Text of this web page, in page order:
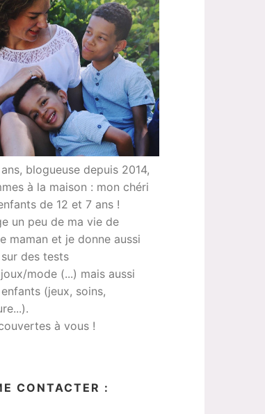
blogueuse depuis 2014,
à la maison : mon chéri
de 12 et 7 ans !
un peu de ma vie de
maman et je donne aussi
des tests
mode (...) mais aussi
(jeux, soins,
à vous !
CONTACTER :